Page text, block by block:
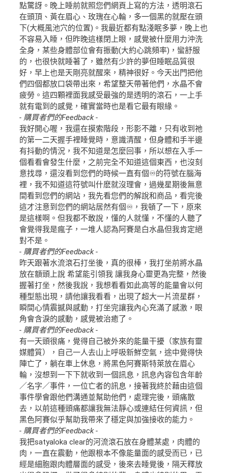
點驚訝。晚上睡前就照您們網頁上寫的方法，透明滾石
在頭頂、黃在眉心、玫瑰在心輪，多一個黑的就壓在頭
下(大概風池穴的位置)。我最近都有點淺眠多夢，晚上也
不容易入睡，但昨晚這樣閉上眼，感覺被什麼用力沖洗
全身，某些身體部位會有振動(大約心跳頻率)，蠻舒服
的，也很快就睡著了，雖然有少許的夢但睡眠品質很
好，早上也是天剛亮就醒來，精神很好。今天出門把他
們四個都放口袋帶出來，希望整天帶著他們，水晶不會
疲勞。這四顆裡面我感受最強的是透明的滾石，一上手
就有電到的感覺，確實當時也是看它最有眼緣。
- 購買者們的Feedback -
我好開心喔，我還在摸索階段，形影不離，只有收到祂
的第一二天握手裡睡覺時，意識清醒，但身體和手半邊
有抖動的情況，我不知道是怎麼回事，所以想在入手一
個看看會發生什麼，之前完全不知道這個東西，也沒刻
意找尋，還沒看到您們的時候一直有個♾️的符號在腦海
裡，我不知道這符號叫什麽就沒理會，過幾星期後無意
間看到您們的網站，我先看您們的解說和商品，看完後
這才注意到您們的網站居然有個♾️，我頓了一下，原來
是這樣啊。但我都不敢說，懂的人就懂，不懂的人聽了
會覺得我是瘋子，一堆人認為阿賽是白水晶但我肯定絕
對不是。
- 購買者們的Feedback -
昨天跟著水流滾石打坐後，真的很棒，我打坐前將水晶
放在額頭上說 希望能引領我 讓我身心靈更為完整，然後
握著打坐，然後我說，我想看看如此高等的能量會以何
種型態出現，請他讓我看看，出現了超大一片流星群，
瞬間心情震撼與感動，打坐完讓我內心充滿了感激，眼
角會含淚的感動，感覺被治癒了。
- 購買者們的Feedback -
有一天頭很痛，覺得自己被外來的能量干擾（家族有靈
媒體質），自己一人去山上呼吸新鮮空氣，途中覺得快
陣亡了，躺在車上休息，將黑色阿賽斯特萊放在眉心
輪，沒想到一下下就收到一個訊息，訊息內容包含年齡
／名字／事件，一位亡者的訊息，接著我終於藉由這個
事件學會跟他們溝通並幫助他們，處理完後，頭痛散
去，以前這種頭痛都讓我無法靜心或連結任何資訊，但
黑色阿賽似乎幫助我帶來了穩定與加強接收的能力。
- 購買者們的Feedback -
我把satyaloka clear的河流滾石放在身體某處，肉體的
肉，一直在震動，他跟根本不像能量面的感受而已，已
經是細胞跟肉體層面的感受，後來去睡覺後，隔天釋放